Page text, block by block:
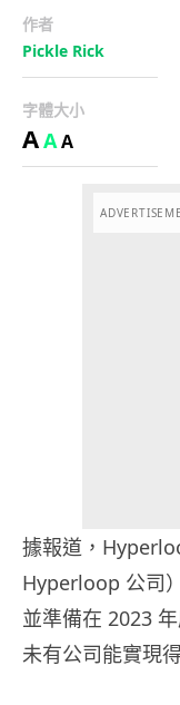
作者
Pickle Rick
字體大小
AAA
據報道，
Hyperloop 公司
並準備在 2023
未有公司能實現